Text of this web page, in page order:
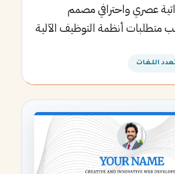
عصري واحترافي مصمم
متطلبات أنظمة التوظيف الآلية
اللغات